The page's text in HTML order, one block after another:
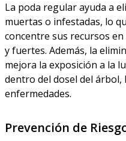
La poda regular ayuda a
muertas o infestadas, lo
concentre sus recursos
y fuertes. Además, la
mejora la exposición a la
dentro del dosel del árbol,
enfermedades.
Prevención de